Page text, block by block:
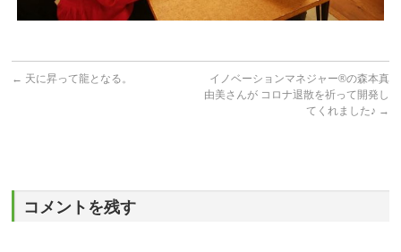
← 天に昇って龍となる。
イノベーションマネジャー®の森本真
由美さんが コロナ退散を祈って開発し
てくれました♪ →
コメントを残す